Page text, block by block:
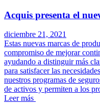
Acquis presenta el
diciembre 21, 2021
Estas nuevas marcas de
compromiso de mejorar
ayudando a distinguir más
para satisfacer las
nuestros programas de
de activos y permiten a los
Leer más